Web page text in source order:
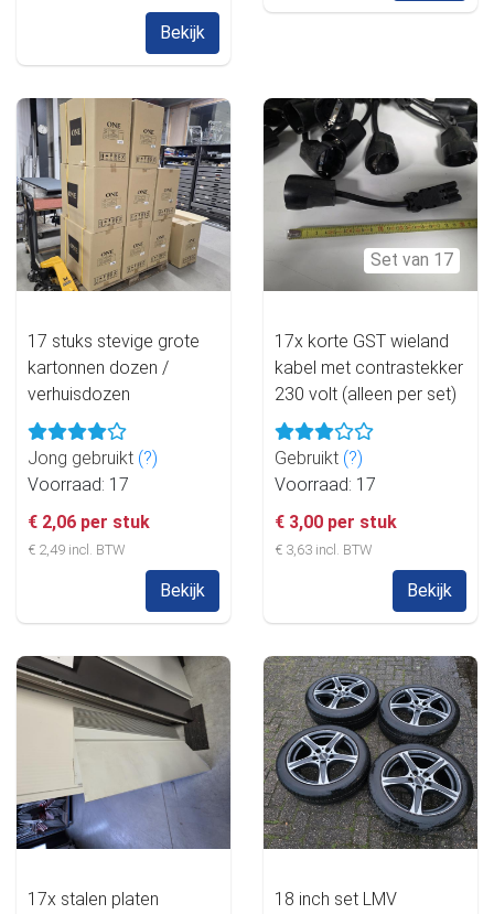
Bekijk
17 stuks stevige grote
kartonnen dozen /
verhuisdozen
Jong gebruikt (?)
Voorraad: 17
€ 2,06 per stuk
€ 2,49 incl. BTW
Bekijk
Set van 17
17x korte GST wieland
kabel met contrastekker
230 volt (alleen per set)
Gebruikt (?)
Voorraad: 17
€ 3,00 per stuk
€ 3,63 incl. BTW
Bekijk
17x stalen platen 18 inch set LMV